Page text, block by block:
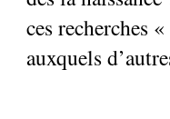
ces recherches
auxquels